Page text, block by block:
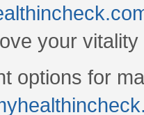
your
options for